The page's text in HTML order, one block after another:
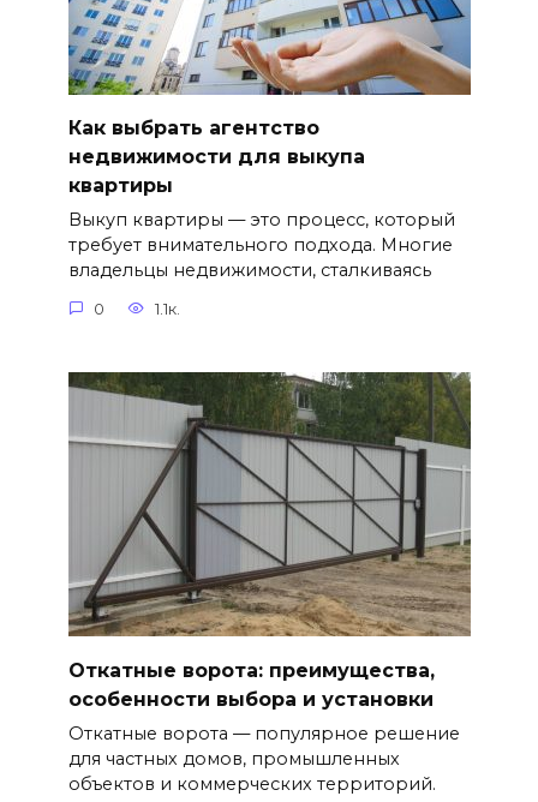
Как выбрать агентство
недвижимости для выкупа
квартиры
Выкуп квартиры — это процесс, который
требует внимательного подхода. Многие
владельцы недвижимости, сталкиваясь
0 1.1к.
Откатные ворота: преимущества,
особенности выбора и установки
Откатные ворота — популярное решение
для частных домов, промышленных
объектов и коммерческих территорий.